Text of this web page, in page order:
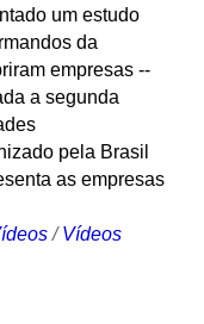
um estudo
da
empresas --
a segunda
pela Brasil
as empresas
/Vídeos